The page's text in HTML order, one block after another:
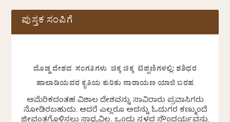
ಪುಸ್ತಕ ಸಂಪಿಗೆ
ದೊಡ್ಡ ದೇಶದ ಸಂಗತಿಗಳು ಚಿಕ್ಕ ಚಿಕ್ಕ ಟಿಪ್ಪಣಿಗಳಲ್ಲಿ: ಶಶಿಧರ
ಹಾಲಾಡಿಯವರ ಕೃತಿಯ ಕುರಿತು ನಾರಾಯಣ ಯಾಜಿ ಬರಹ
ಅಮೆರಿಕದಂತಹ ವಿಶಾಲ ದೇಶವನ್ನು ಸಾವಿರಾರು ಪ್ರವಾಸಿಗರು
ನೋಡಿರಬಹುದು. ಆದರೆ ಎಲ್ಲರೂ ಅದನ್ನು ಓದುಗರ ಕಣ್ಮುಂದೆ